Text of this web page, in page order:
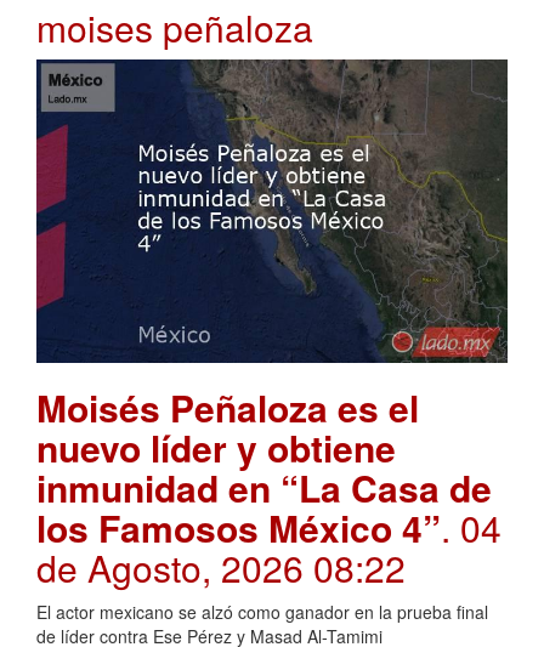
moises peñaloza
Moisés Peñaloza es el
nuevo líder y obtiene
inmunidad en “La Casa de
los Famosos México 4”. 04
de Agosto, 2026 08:22
El actor mexicano se alzó como ganador en la prueba final
de líder contra Ese Pérez y Masad Al-Tamimi